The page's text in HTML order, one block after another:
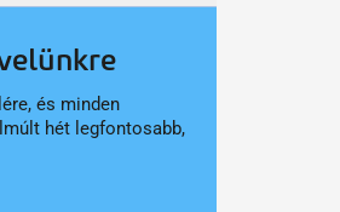
és minden
hét legfontosabb,